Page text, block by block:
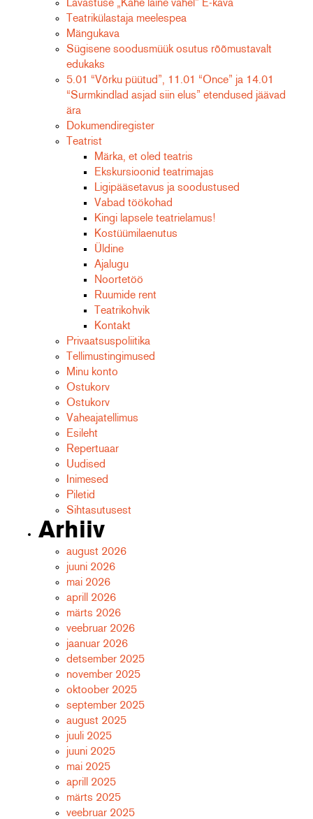
Lavastuse „Kahe laine vahel” E-kava
Teatrikülastaja meelespea
Mängukava
Sügisene soodusmüük osutus rõõmustavalt
edukaks
5.01 “Võrku püütud”, 11.01 “Once” ja 14.01
“Surmkindlad asjad siin elus” etendused jäävad
ära
Dokumendiregister
Teatrist
Märka, et oled teatris
Ekskursioonid teatrimajas
Ligipääsetavus ja soodustused
Vabad töökohad
Kingi lapsele teatrielamus!
Kostüümilaenutus
Üldine
Ajalugu
Noortetöö
Ruumide rent
Teatrikohvik
Kontakt
Privaatsuspoliitika
Tellimustingimused
Minu konto
Ostukorv
Ostukorv
Vaheajatellimus
Esileht
Repertuaar
Uudised
Inimesed
Piletid
Sihtasutusest
Arhiiv
august 2026
juuni 2026
mai 2026
aprill 2026
märts 2026
veebruar 2026
jaanuar 2026
detsember 2025
november 2025
oktoober 2025
september 2025
august 2025
juuli 2025
juuni 2025
mai 2025
aprill 2025
märts 2025
veebruar 2025